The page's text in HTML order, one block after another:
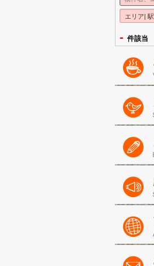
エリア| 駅
- 件該当